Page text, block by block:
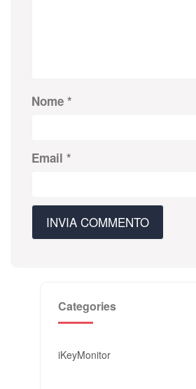
Nome *
Email *
Categories
iKeyMonitor